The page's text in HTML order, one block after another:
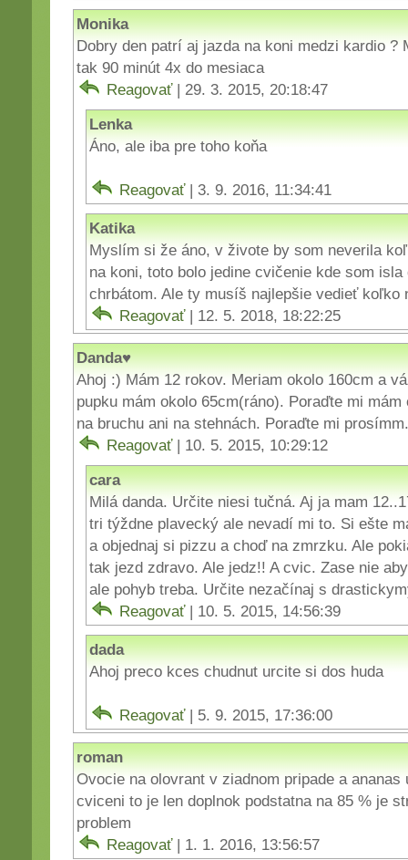
Monika
Dobry den patrí aj jazda na koni medzi kardio
tak 90 minút 4x do mesiaca
Reagovať | 29. 3. 2015, 20:18:47
Lenka
Áno, ale iba pre toho koňa
Reagovať | 3. 9. 2016, 11:34:41
Katika
Myslím si že áno, v živote by som neverila
na koni, toto bolo jedine cvičenie kde som
chrbátom. Ale ty musíš najlepšie vedieť koľko
Reagovať | 12. 5. 2018, 18:22:25
Danda♥
Ahoj :) Mám 12 rokov. Meriam okolo 160cm a
pupku mám okolo 65cm(ráno). Poraďte mi
na bruchu ani na stehnách. Poraďte mi
Reagovať | 10. 5. 2015, 10:29:12
cara
Milá danda. Určite niesi tučná. Aj ja mam
tri týždne plavecký ale nevadí mi to. Si ešte
a objednaj si pizzu a choď na zmrzku. Ale
tak jezd zdravo. Ale jedz!! A cvic. Zase nie
ale pohyb treba. Určite nezačínaj s
Reagovať | 10. 5. 2015, 14:56:39
dada
Ahoj preco kces chudnut urcite si dos huda
Reagovať | 5. 9. 2015, 17:36:00
roman
Ovocie na olovrant v ziadnom pripade a
cviceni to je len doplnok podstatna na 85 % je
problem
Reagovať | 1. 1. 2016, 13:56:57